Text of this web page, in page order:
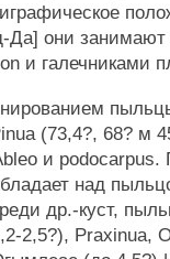
Да] они
и галечниками
(73,4?, 68? м
и
над
др.-куст,
2,5?), Praxinua,